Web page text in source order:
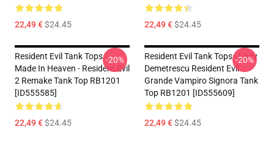
22,49 €$24.45 22,49 €$24.45
Resident Evil Tank Tops -
Made In Heaven - Resident Evil
2 Remake Tank Top RB1201
[ID555585]
22,49 €$24.45
-20%
Resident Evil Tank Tops - Lady
Demetrescu Resident Evil
Grande Vampiro Signora Tank
Top RB1201 [ID555609]
22,49 €$24.45
-20%